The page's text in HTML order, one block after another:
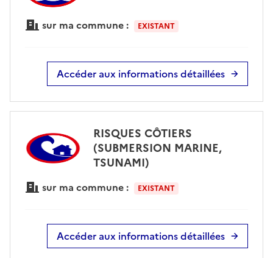
sur ma commune : EXISTANT
Accéder aux informations détaillées
RISQUES CÔTIERS
(SUBMERSION MARINE,
TSUNAMI)
sur ma commune : EXISTANT
Accéder aux informations détaillées